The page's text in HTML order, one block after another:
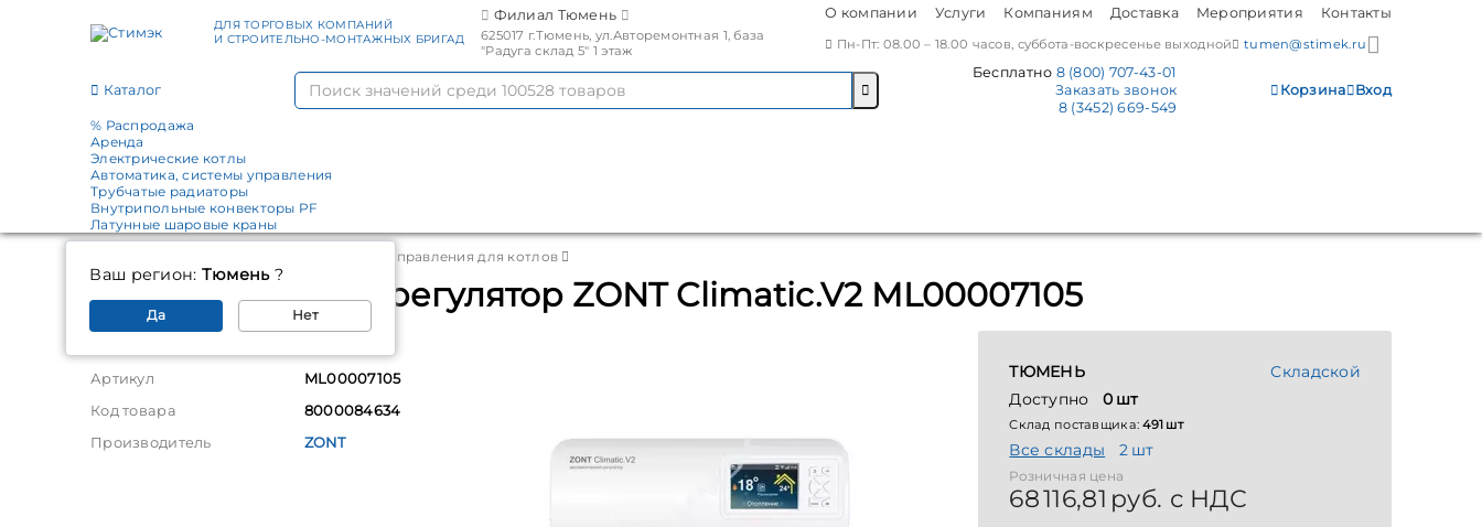
ДЛЯ ТОРГОВЫХ КОМПАНИЙ
И СТРОИТЕЛЬНО-МОНТАЖНЫХ БРИГАД
Филиал Тюмень
625017 г.Тюмень, ул.Авторемонтная 1, база
"Радуга склад 5" 1 этаж
Ваш регион: Тюмень?
Да Нет
О компании Услуги Компаниям Доставка Мероприятия Контакты
Пн-Пт: 08.00 – 18.00 часов, суббота-воскресенье выходной tumen@stimek.ru
Каталог
Бесплатно 8 (800) 707-43-01
Заказать звонок
8 (3452) 669-549
Корзина Вход
% Распродажа
Аренда
Электрические котлы
Автоматика, системы управления
Трубчатые радиаторы
Внутрипольные конвекторы PF
Латунные шаровые краны
Автоматика, системы управления для котлов
Автоматический регулятор ZONT Climatic.V2 ML00007105
Артикул
ML00007105
Код товара
8000084634
Производитель
ZONT
Складской
ТЮМЕНЬ
Доступно0 шт
Склад поставщика:491 шт
Все склады 2 шт
Розничная цена
68 116,81 руб. с НДС